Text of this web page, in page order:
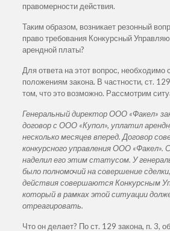
правомерности действия.
Таким образом, возникает резонный
право требования Конкурсный
арендной платы?
Для ответа на этот вопрос, необходимо
положениям закона. В частности, ст.
том, что это возможно. Рассмотрим
Генеральный директор ООО «Факел»
договор с ООО «Купол», уплатил
несколько месяцев вперед. Договор
конкурсного управления ООО «Факел».
наделил его этим статусом. У
было полномочий на совершение
действия совершаются Конкурсным
который в рамках этой ситуации
отреагировать.
Что он делает? По ст. 129 закона, п. 3,